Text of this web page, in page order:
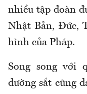
nhiều tập đoàn
Nhật Bản, Đức,
hình của Pháp.
Song song với
đường sắt cũng